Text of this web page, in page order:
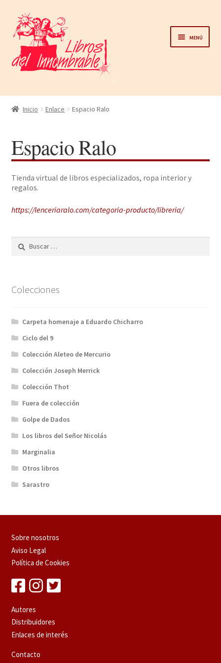
navegación
al
contenido
Menú
Home
Noticias
Autores
Sobre nosotros
Solicitar Pedido
Inicio Enlace Espacio Ralo
Espacio Ralo
Tienda virtual de libros especializados, ropa interior y
regalos.
https://lenceriaralo.com/categoria-producto/libreria/
Colecciones
Carpeta homenaje a Eduardo Chicharro
Ciclo del 9
Colección Aleteo de Mercurio
Colección Joseph Merrick
Colección Thot
Fuera de colección
Golpe de Dados
Los libros del Señor Nicolás
Marginalia
Otros libros
Sarastro
Sobre nosotros
Aviso Legal
Política de Cookies
Autores
Distribuidores
Enlaces de interés
Contacto